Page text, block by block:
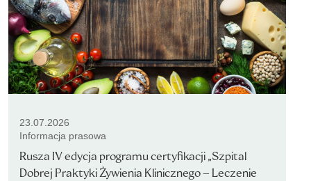
23.07.2026
Informacja prasowa
Rusza IV edycja programu certyfikacji „Szpital
Dobrej Praktyki Żywienia Klinicznego – Leczenie